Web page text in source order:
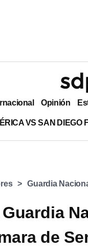
Opinión
VS SAN DIEGO
Guardia
de